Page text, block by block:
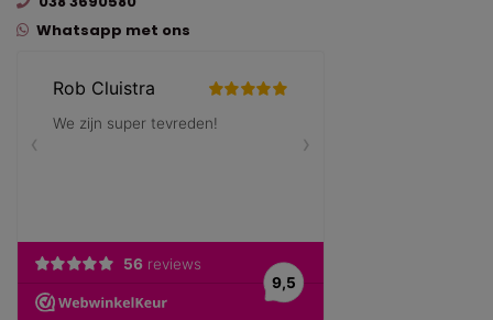
Whatsapp met ons